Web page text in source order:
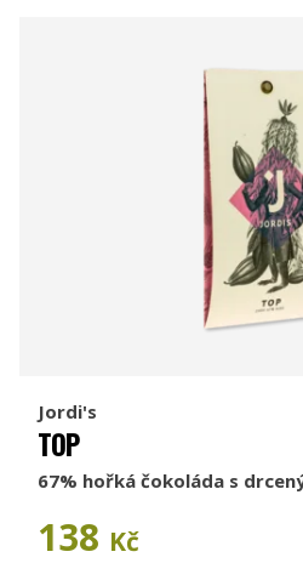
Jordi's
TOP
67% hořká čokoláda s
138 Kč